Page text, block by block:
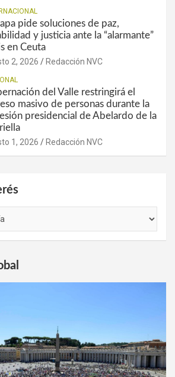
pide soluciones de paz,
y justicia ante la “alarmante”
en Ceuta
2, 2026 Redacción NVC
del Valle restringirá el
masivo de personas durante la
presidencial de Abelardo de la
1, 2026 Redacción NVC